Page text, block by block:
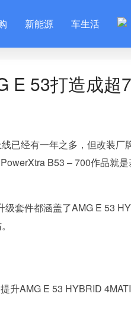
新能源 车生活
E 53打造成超
已经有一年之多，但改装
B53 – 700作品就是
套件都涵盖了AMG E 53
升AMG E 53 HYBRID